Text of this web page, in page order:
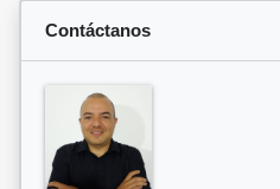
Contáctanos